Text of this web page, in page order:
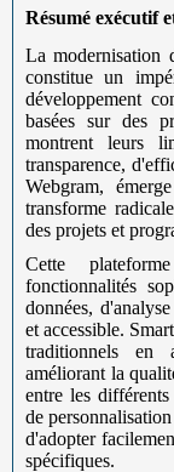
Résumé exécutif
La modernisation
constitue un
développement
basées sur des
montrent leurs
transparence,
Webgram,
transforme
des projets et
Cette
fonctionnalités
données,
et accessible.
traditionnels en
améliorant la
entre les
de
d'adopter
spécifiques.